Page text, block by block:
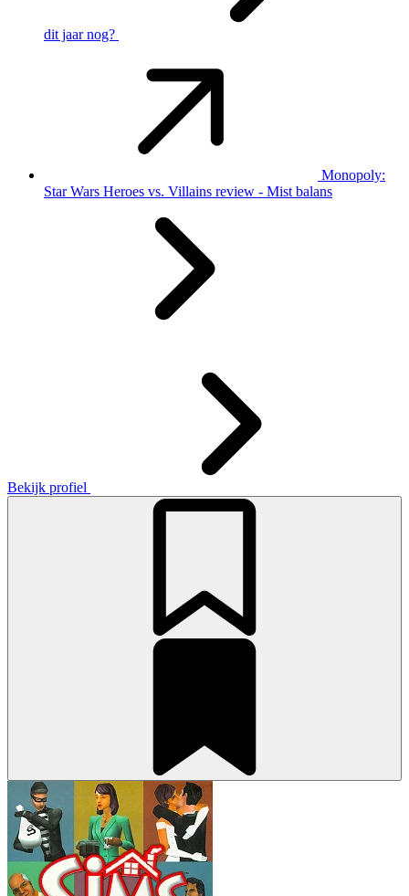
dit jaar nog?
Monopoly:
Star Wars Heroes vs. Villains review - Mist balans
Bekijk profiel